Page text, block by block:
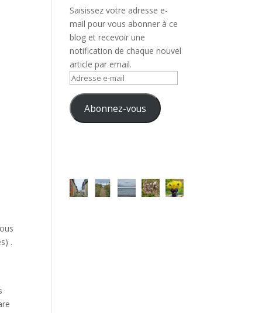
.
Saisissez votre adresse e-
mail pour vous abonner à ce
blog et recevoir une
notification de chaque nouvel
article par email.
Adresse
mail Abonnez-vous